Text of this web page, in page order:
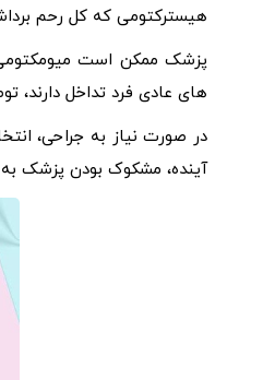
هیسترکتومی که کل رحم
پزشک ممکن است میومکتومی
‌های عادی فرد تداخل دارند،
در صورت نیاز به جراحی،
آینده، مشکوک بودن پزشک به